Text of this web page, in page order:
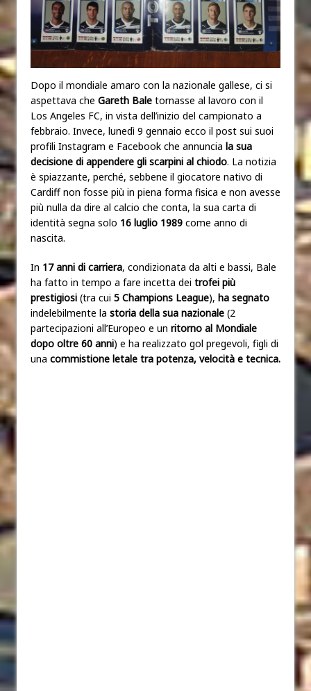
Dopo il mondiale amaro con la nazionale gallese, ci si
aspettava che Gareth Bale tornasse al lavoro con il
Los Angeles FC, in vista dell’inizio del campionato a
febbraio. Invece, lunedì 9 gennaio ecco il post sui suoi
profili Instagram e Facebook che annuncia la sua
decisione di appendere gli scarpini al chiodo. La notizia
è spiazzante, perché, sebbene il giocatore nativo di
Cardiff non fosse più in piena forma fisica e non avesse
più nulla da dire al calcio che conta, la sua carta di
identità segna solo 16 luglio 1989 come anno di
nascita.
In 17 anni di carriera, condizionata da alti e bassi, Bale
ha fatto in tempo a fare incetta dei trofei più
prestigiosi (tra cui 5 Champions League), ha segnato
indelebilmente la storia della sua nazionale (2
partecipazioni all’Europeo e un ritorno al Mondiale
dopo oltre 60 anni) e ha realizzato gol pregevoli, figli di
una commistione letale tra potenza, velocità e tecnica.